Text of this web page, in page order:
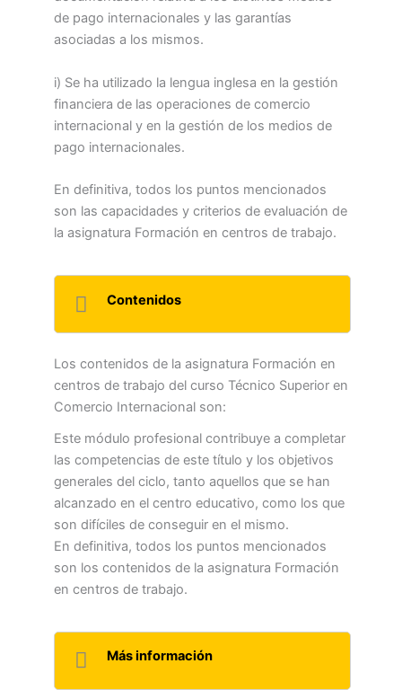
de pago internacionales y las garantías
asociadas a los mismos.
i) Se ha utilizado la lengua inglesa en la gestión
financiera de las operaciones de comercio
internacional y en la gestión de los medios de
pago internacionales.
En definitiva, todos los puntos mencionados
son las capacidades y criterios de evaluación de
la asignatura Formación en centros de trabajo.
Contenidos
Los contenidos de la asignatura Formación en
centros de trabajo del curso Técnico Superior en
Comercio Internacional son:
Este módulo profesional contribuye a completar
las competencias de este título y los objetivos
generales del ciclo, tanto aquellos que se han
alcanzado en el centro educativo, como los que
son difíciles de conseguir en el mismo.
En definitiva, todos los puntos mencionados
son los contenidos de la asignatura Formación
en centros de trabajo.
Más información